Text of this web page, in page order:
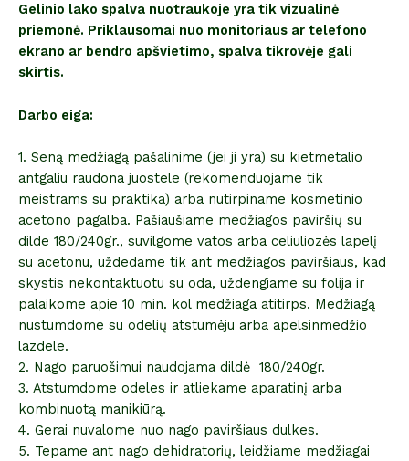
Gelinio lako spalva nuotraukoje yra tik vizualinė
priemonė. Priklausomai nuo monitoriaus ar telefono
ekrano ar bendro apšvietimo, spalva tikrovėje gali
skirtis.
Darbo eiga:
1. Seną medžiagą pašalinime (jei ji yra) su kietmetalio
antgaliu raudona juostele (rekomenduojame tik
meistrams su praktika) arba nutirpiname kosmetinio
acetono pagalba. Pašiaušiame medžiagos paviršių su
dilde 180/240gr., suvilgome vatos arba celiuliozės lapelį
su acetonu, uždedame tik ant medžiagos paviršiaus, kad
skystis nekontaktuotu su oda, uždengiame su folija ir
palaikome apie 10 min. kol medžiaga atitirps. Medžiagą
nustumdome su odelių atstumėju arba apelsinmedžio
lazdele.
2. Nago paruošimui naudojama dildė 180/240gr.
3. Atstumdome odeles ir atliekame aparatinį arba
kombinuotą manikiūrą.
4. Gerai nuvalome nuo nago paviršiaus dulkes.
5. Tepame ant nago dehidratorių, leidžiame medžiagai